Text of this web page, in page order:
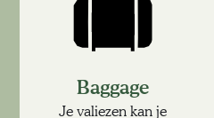
Baggage
Je valiezen kan je